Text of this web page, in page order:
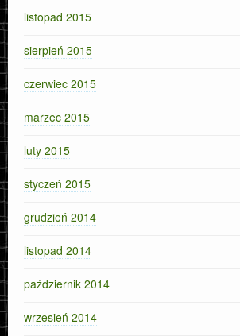
listopad 2015
sierpień 2015
czerwiec 2015
marzec 2015
luty 2015
styczeń 2015
grudzień 2014
listopad 2014
październik 2014
wrzesień 2014